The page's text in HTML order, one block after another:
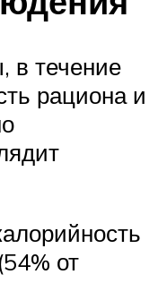
в течение
рациона и
от